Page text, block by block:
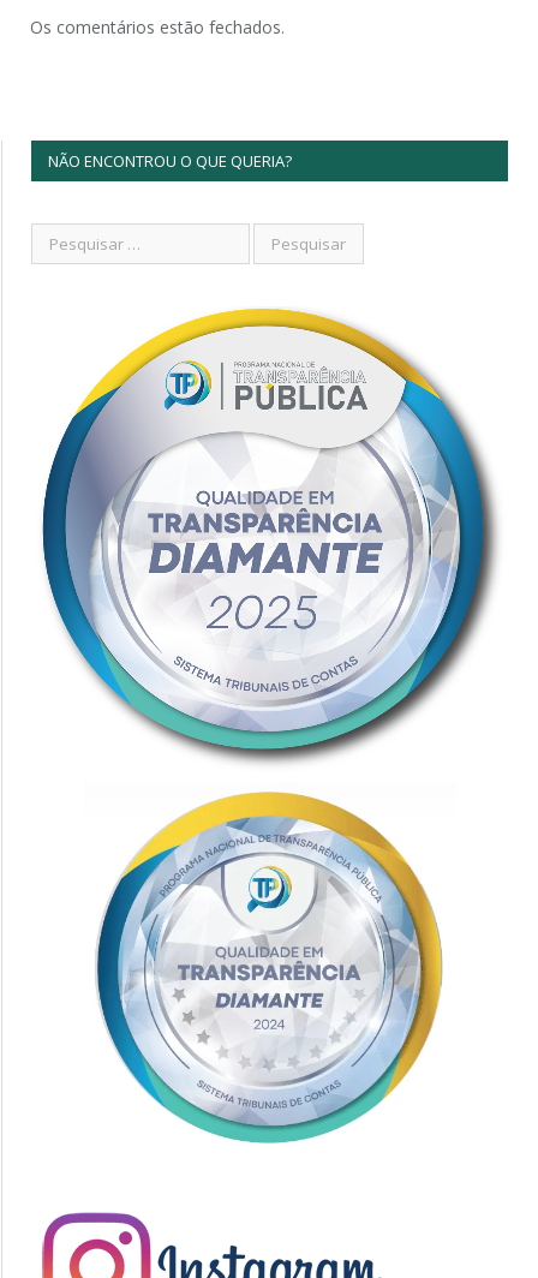
Os comentários estão fechados.
NÃO ENCONTROU O QUE QUERIA?